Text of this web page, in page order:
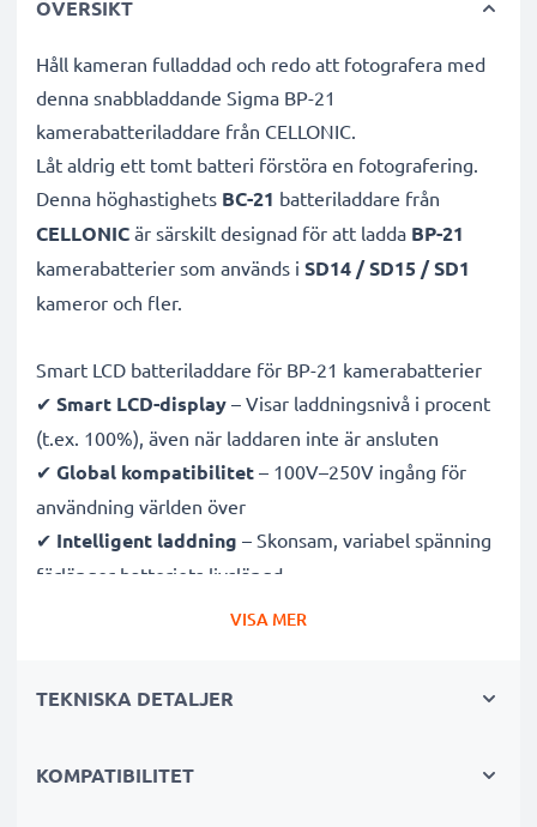
ÖVERSIKT
Håll kameran fulladdad och redo att fotografera med
denna snabbladdande Sigma BP-21
kamerabatteriladdare från CELLONIC.
Låt aldrig ett tomt batteri förstöra en fotografering.
Denna höghastighets BC-21 batteriladdare från
CELLONIC är särskilt designad för att ladda BP-21
kamerabatterier som används i SD14 / SD15 / SD1
kameror och fler.
Smart LCD batteriladdare för BP-21 kamerabatterier
✔ Smart LCD-display – Visar laddningsnivå i procent
(t.ex. 100%), även när laddaren inte är ansluten
✔ Global kompatibilitet – 100V–250V ingång för
användning världen över
✔ Intelligent laddning – Skonsam, variabel spänning
förlänger batteriets livslängd
Certifierad säkerhet– CE- och RoHS-godkänd med
✔Kompakt & lätt – Perfekt storlek för kameraväskan
VISA MER
TEKNISKA DETALJER
KOMPATIBILITET